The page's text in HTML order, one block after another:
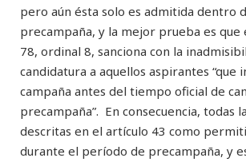
pero aún ésta solo es admitida dentro
precampaña, y la mejor prueba es que
78, ordinal 8, sanciona con la
candidatura a aquellos aspirantes “que
campaña antes del tiempo oficial de
precampaña”. En consecuencia, todas
descritas en el artículo 43 como
durante el período de precampaña, y